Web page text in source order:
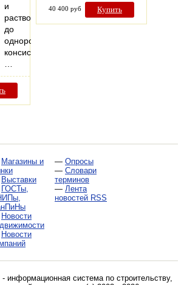
и
растворов
до
однородной
консистенции.
40 400 руб Купить
Магазины и
Выставки
ГОСТы,
Новости
Новости
— Опросы
— Словари
терминов
— Лента
новостей RSS
- информационная система по строительству,